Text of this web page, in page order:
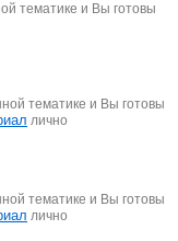
тематике и Вы готовы
тематике и Вы готовы
лично
тематике и Вы готовы
лично